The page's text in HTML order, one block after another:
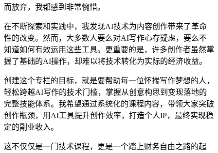
而放弃，我都感到非常惋惜。
在不断探索和实践中，我发现AI技术为内容创作带来了革命
性的改变。然而，大多数人要么对AI写作心存疑虑，要么不
知道如何有效运用这些工具。更重要的是，许多创作者虽然掌
握了基础的AI操作，却难以将技术转化为实际的经济收益。
创建这个专栏的目标，就是要帮助每一位怀揣写作梦想的人，
轻松跨越AI写作的技术门槛，掌握从创意构思到变现落地的
完整技能体系。我希望通过系统化的课程内容，带领大家突破
创作瓶颈，用AI工具提升创作效率，打造个人IP，最终实现稳
定的副业收入。
这不仅仅是一门技术课程，更是一个踏上财务自由之路的起